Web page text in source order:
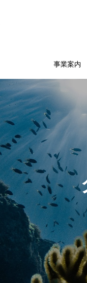
事業案内